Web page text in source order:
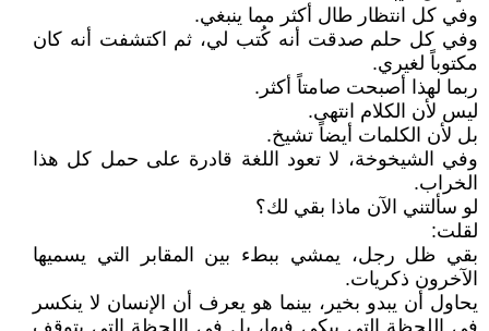
وفي كل انتظار طال أكثر مما ينبغي.
وفي كل حلم صدقت أنه كُتب لي، ثم اكتشفت أنه كان
مكتوباً لغيري.
ربما لهذا أصبحت صامتاً أكثر.
ليس لأن الكلام انتهى.
بل لأن الكلمات أيضاً تشيخ.
وفي الشيخوخة، لا تعود اللغة قادرة على حمل كل هذا
الخراب.
لو سألتني الآن ماذا بقي لك؟
لقلت:
بقي ظل رجل، يمشي ببطء بين المقابر التي يسميها
الآخرون ذكريات.
يحاول أن يبدو بخير، بينما هو يعرف أن الإنسان لا ينكسر